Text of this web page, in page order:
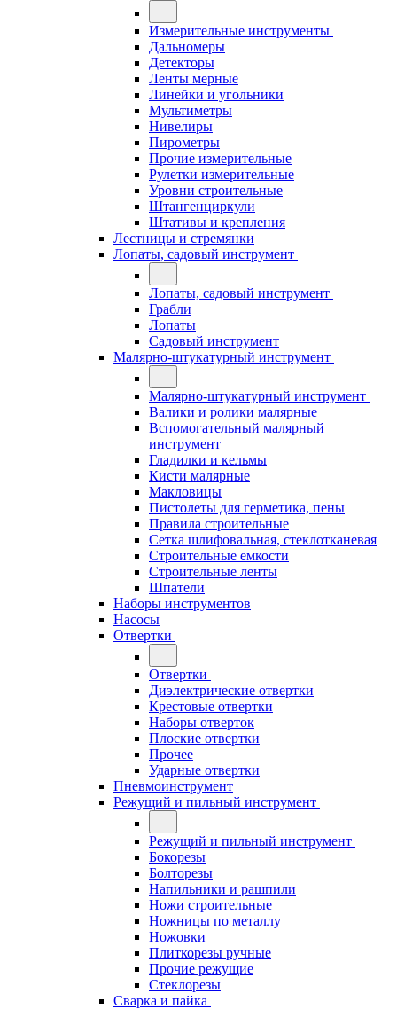
Измерительные инструменты
Дальномеры
Детекторы
Ленты мерные
Линейки и угольники
Мультиметры
Нивелиры
Пирометры
Прочие измерительные
Рулетки измерительные
Уровни строительные
Штангенциркули
Штативы и крепления
Лестницы и стремянки
Лопаты, садовый инструмент
Лопаты, садовый инструмент
Грабли
Лопаты
Садовый инструмент
Малярно-штукатурный инструмент
Малярно-штукатурный инструмент
Валики и ролики малярные
Вспомогательный малярный
инструмент
Гладилки и кельмы
Кисти малярные
Макловицы
Пистолеты для герметика, пены
Правила строительные
Сетка шлифовальная, стеклотканевая
Строительные емкости
Строительные ленты
Шпатели
Наборы инструментов
Насосы
Отвертки
Отвертки
Диэлектрические отвертки
Крестовые отвертки
Наборы отверток
Плоские отвертки
Прочее
Ударные отвертки
Пневмоинструмент
Режущий и пильный инструмент
Режущий и пильный инструмент
Бокорезы
Болторезы
Напильники и рашпили
Ножи строительные
Ножницы по металлу
Ножовки
Плиткорезы ручные
Прочие режущие
Стеклорезы
Сварка и пайка